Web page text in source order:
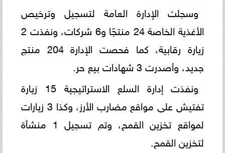
وسجلت الإدارة العامة لتسجيل وترخيص
الأغذية الخاصة 24 منتجًا و6 شركات، ونفذت 2
زيارة رقابية، كما فحصت الإدارة 204 منتج
جديد، وأصدرت 3 شهادات بيع حر.
ونفذت إدارة السلع الاستراتيجية 15 زيارة
تفتيش على مواقع مضارب الأرز، وكذا 3 زيارات
لمواقع تخزين القمح، وتم تسجيل 1 منشأة
لتخزين القمح.